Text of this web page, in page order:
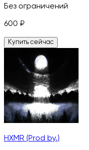
Без ограничений
600 ₽
Купить сейчас
HXMR (Prod by.)